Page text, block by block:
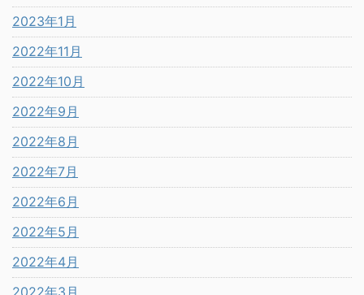
2023年1月
2022年11月
2022年10月
2022年9月
2022年8月
2022年7月
2022年6月
2022年5月
2022年4月
2022年3月